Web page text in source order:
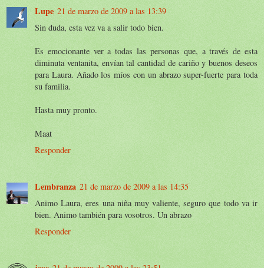
Lupe 21 de marzo de 2009 a las 13:39
Sin duda, esta vez va a salir todo bien.
Es emocionante ver a todas las personas que, a través de esta
diminuta ventanita, envían tal cantidad de cariño y buenos deseos
para Laura. Añado los míos con un abrazo super-fuerte para toda
su familia.
Hasta muy pronto.
Maat
Responder
Lembranza 21 de marzo de 2009 a las 14:35
Animo Laura, eres una niña muy valiente, seguro que todo va ir
bien. Animo también para vosotros. Un abrazo
Responder